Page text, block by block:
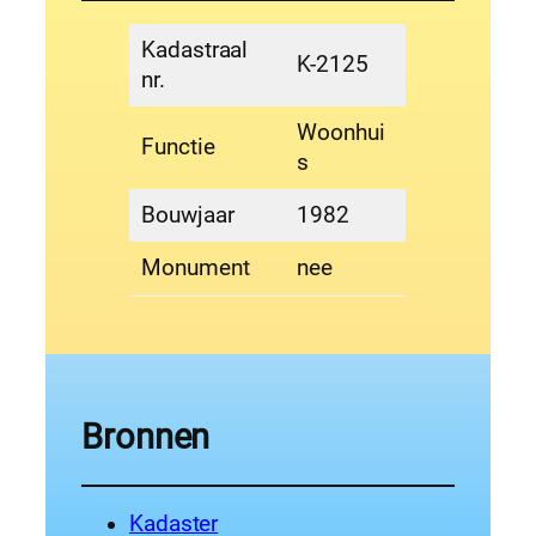
Kadastraal
nr.
K-2125
Functie
Woonhui
s
Bouwjaar
1982
Monument
nee
Bronnen
Kadaster